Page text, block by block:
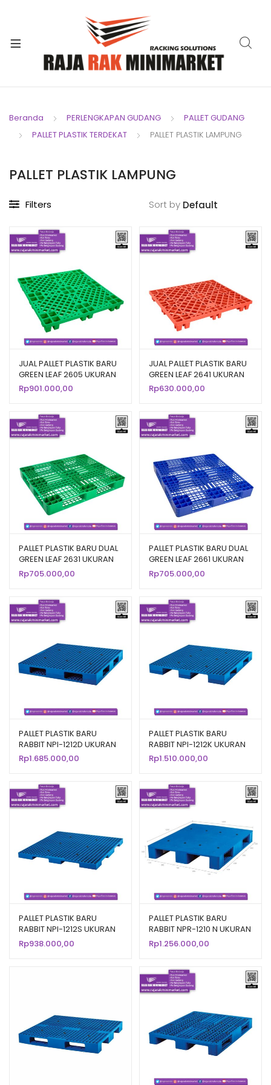
Beranda PERLENGKAPAN GUDANG
PALLET GUDANG
PALLET PLASTIK TERDEKAT
PALLET PLASTIK LAMPUNG
PALLET PLASTIK LAMPUNG
Filters Sort by
JUAL PALLET PLASTIK BARU
GREEN LEAF 2605 UKURAN
120x120x14 CM
Rp901.000,00
JUAL PALLET PLASTIK BARU
GREEN LEAF 2641 UKURAN
120x100x14 CM
Rp630.000,00
PALLET PLASTIK BARU DUAL
GREEN LEAF 2631 UKURAN
120x100x14 CM
Rp705.000,00
PALLET PLASTIK BARU DUAL
GREEN LEAF 2661 UKURAN
110x110x14 CM
Rp705.000,00
PALLET PLASTIK BARU
RABBIT NPI-1212D UKURAN
120x120x14
Rp1.685.000,00
PALLET PLASTIK BARU
RABBIT NPI-1212K UKURAN
120x120x13,5 CM
Rp1.510.000,00
PALLET PLASTIK BARU
RABBIT NPI-1212S UKURAN
120x120x7,5 CM FLOORING
ONLY
Rp938.000,00
PALLET PLASTIK BARU
RABBIT NPR-1210 N UKURAN
120x100x16 CM
Rp1.256.000,00